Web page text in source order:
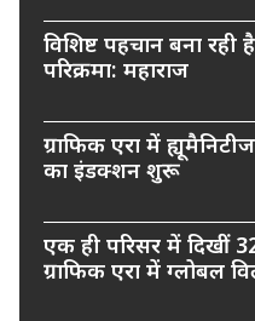
विशिष्ट पहचान बना
परिक्रमा: महाराज
ग्राफिक एरा में
का इंडक्शन शुरू
एक ही परिसर में दिखीं
ग्राफिक एरा में ग्लोबल